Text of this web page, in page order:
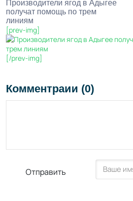
Производители ягод в Адыгее
получат помощь по трем
линиям
[prev-img]
[/prev-img]
Комментраии (0)
Отправить